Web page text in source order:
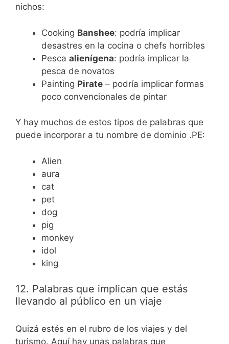
nichos:
Cooking Banshee: podría implicar
desastres en la cocina o chefs horribles
Pesca alienígena: podría implicar la
pesca de novatos
Painting Pirate – podría implicar formas
poco convencionales de pintar
Y hay muchos de estos tipos de palabras que
puede incorporar a tu nombre de dominio .PE:
Alien
aura
cat
pet
dog
pig
monkey
idol
king
12. Palabras que implican que estás
llevando al público en un viaje
Quizá estés en el rubro de los viajes y del
turismo. Aquí hay unas palabras que